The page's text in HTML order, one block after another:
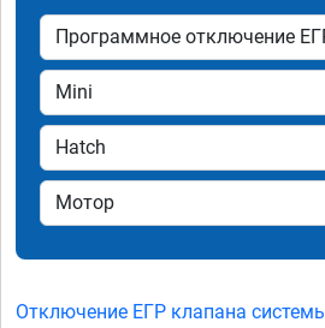
Отключение ЕГР клапана